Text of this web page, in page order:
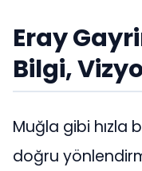
Eray
Bilgi,
Muğla gibi hızla
doğru